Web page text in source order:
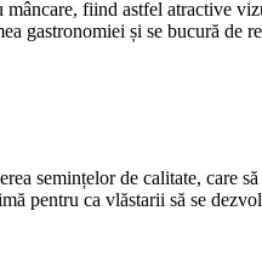
mâncare, fiind astfel atractive
gastronomiei și se bucură de
semințelor de calitate, care
pentru ca vlăstarii să se